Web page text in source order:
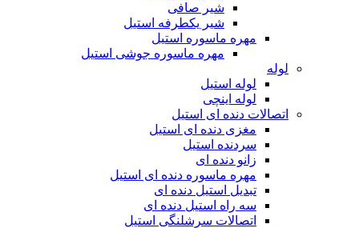
شیر صافی
شیر یکطرفه استیل
مهره ماسوره استیل
مهره ماسوره جوشی استیل
لوله
لوله استیل
لوله اینچی
اتصالات دنده ای استیل
مغزی دنده ای استیل
سردنده استیل
زانو دنده ای
مهره ماسوره دنده ای استیل
تبدیل استیل دنده ای
سه راه استیل دنده ای
اتصالات سرشلنگی استیل